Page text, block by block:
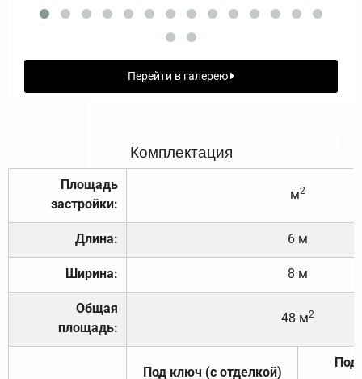
Перейти в галерею
Комплектация
Площадь
застройки:
м2
Длина: 6 м
Ширина: 8 м
Общая
площадь:
48 м2
Под ключ (с отделкой)
Под